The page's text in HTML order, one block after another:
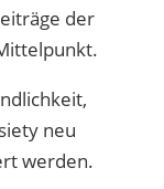
der
neu
werden.